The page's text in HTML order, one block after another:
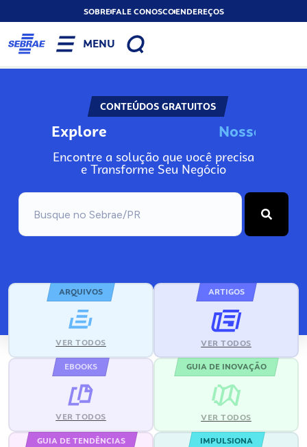
SOBREFALE CONOSCOENDEREÇOS
MENU
CONTEÚDOS GRATUITOS
Explore Noss
Encontre a solução que você precisa
e Transforme Seu Negócio
ARQUIVOS
VER TODOS
ARTIGOS
VER TODOS
EBOOKS
VER TODOS
GUIA DE INOVAÇÃO
VER TODOS
GUIA DE TENDÊNCIAS IMPULSIONA